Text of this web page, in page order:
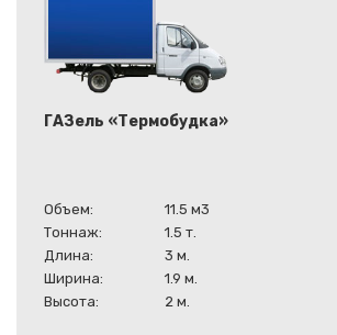
ГАЗель «Термобудка»
Объем:
11.5 м3
Тоннаж:
1.5 т.
Длина:
3 м.
Ширина:
1.9 м.
Высота:
2 м.